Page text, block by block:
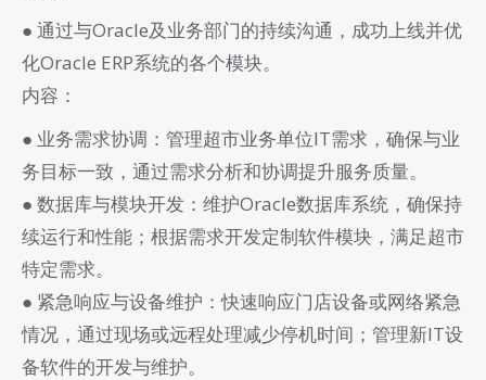
● 通过与Oracle及业务部门的持续沟通，成功上线并优
化Oracle ERP系统的各个模块。
内容：
● 业务需求协调：管理超市业务单位IT需求，确保与业
务目标一致，通过需求分析和协调提升服务质量。
● 数据库与模块开发：维护Oracle数据库系统，确保持
续运行和性能；根据需求开发定制软件模块，满足超市
特定需求。
● 紧急响应与设备维护：快速响应门店设备或网络紧急
情况，通过现场或远程处理减少停机时间；管理新IT设
备软件的开发与维护。